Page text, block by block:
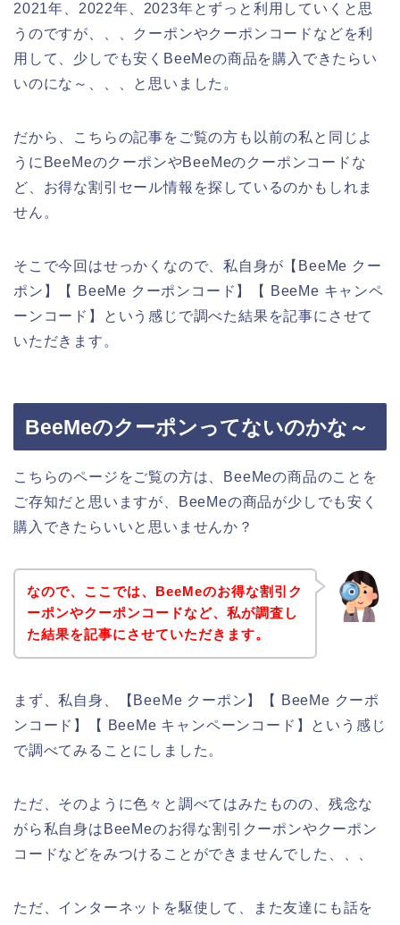
2021年、2022年、2023年とずっと利用していくと思
うのですが、、、クーポンやクーポンコードなどを利
用して、少しでも安くBeeMeの商品を購入できたらい
いのにな～、、、と思いました。
だから、こちらの記事をご覧の方も以前の私と同じよ
うにBeeMeのクーポンやBeeMeのクーポンコードな
ど、お得な割引セール情報を探しているのかもしれま
せん。
そこで今回はせっかくなので、私自身が【BeeMe クー
ポン】【 BeeMe クーポンコード】【 BeeMe キャンペ
ーンコード】という感じで調べた結果を記事にさせて
いただきます。
BeeMeのクーポンってないのかな～
こちらのページをご覧の方は、BeeMeの商品のことを
ご存知だと思いますが、BeeMeの商品が少しでも安く
購入できたらいいと思いませんか？
なので、ここでは、BeeMeのお得な割引ク
ーポンやクーポンコードなど、私が調査し
た結果を記事にさせていただきます。
まず、私自身、【BeeMe クーポン】【 BeeMe クーポ
ンコード】【 BeeMe キャンペーンコード】という感じ
で調べてみることにしました。
ただ、そのように色々と調べてはみたものの、残念な
がら私自身はBeeMeのお得な割引クーポンやクーポン
コードなどをみつけることができませんでした、、、
ただ、インターネットを駆使して、また友達にも話を